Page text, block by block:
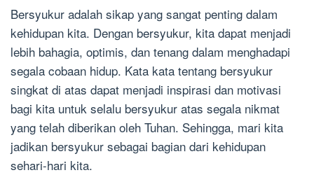
Bersyukur adalah sikap yang sangat penting dalam
kehidupan kita. Dengan bersyukur, kita dapat menjadi
lebih bahagia, optimis, dan tenang dalam menghadapi
segala cobaan hidup. Kata kata tentang bersyukur
singkat di atas dapat menjadi inspirasi dan motivasi
bagi kita untuk selalu bersyukur atas segala nikmat
yang telah diberikan oleh Tuhan. Sehingga, mari kita
jadikan bersyukur sebagai bagian dari kehidupan
sehari-hari kita.